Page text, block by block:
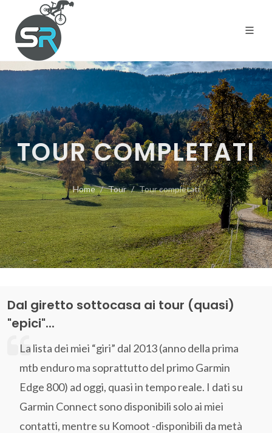
TOUR COMPLETATI
Home Tour Tour completati
Dal giretto sottocasa ai tour (quasi)
"epici"...
La lista dei miei “giri” dal 2013 (anno della prima
mtb enduro ma soprattutto del primo Garmin
Edge 800) ad oggi, quasi in tempo reale. I dati su
Garmin Connect sono disponibili solo ai miei
contatti, mentre su Komoot -disponibili da metà